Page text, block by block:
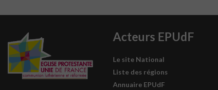
Acteurs EPUdF
Le site National
Liste des régions
Annuaire EPUdF